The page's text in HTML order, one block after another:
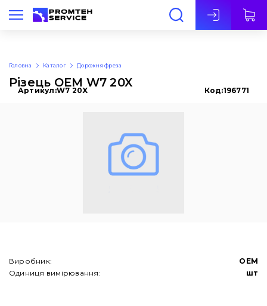
Укр
Головна Каталог Дорожня фреза
Різець OEM W7 20X
Артикул:W7 20X Код:196771
Виробник:
OEM
Одиниця вимірювання:
шт